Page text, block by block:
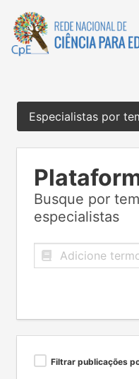
Especialistas por
Busque por
especialistas
Filtrar publicações